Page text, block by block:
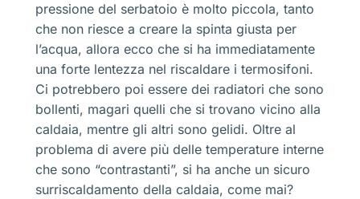
pressione del serbatoio è molto piccola, tanto
che non riesce a creare la spinta giusta per
l’acqua, allora ecco che si ha immediatamente
una forte lentezza nel riscaldare i termosifoni.
Ci potrebbero poi essere dei radiatori che sono
bollenti, magari quelli che si trovano vicino alla
caldaia, mentre gli altri sono gelidi. Oltre al
problema di avere più delle temperature interne
che sono “contrastanti”, si ha anche un sicuro
surriscaldamento della caldaia, come mai?